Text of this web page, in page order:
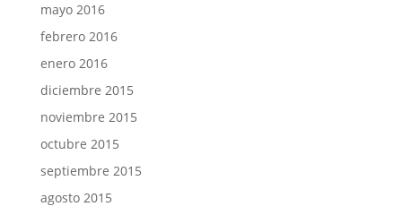
mayo 2016
febrero 2016
enero 2016
diciembre 2015
noviembre 2015
octubre 2015
septiembre 2015
agosto 2015